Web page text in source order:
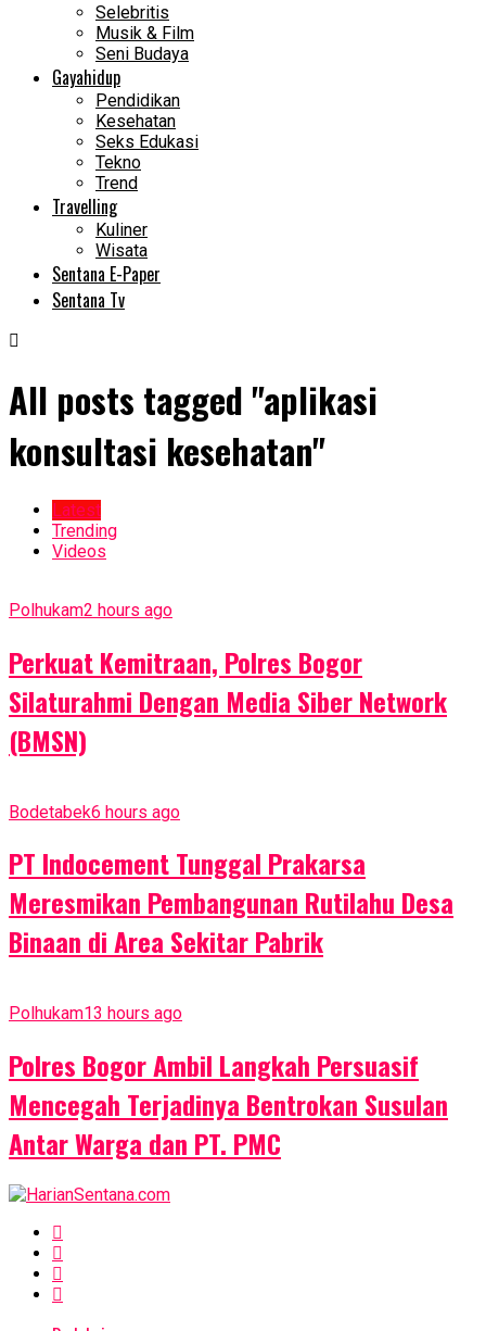
Selebritis
Musik & Film
Seni Budaya
Gayahidup
Pendidikan
Kesehatan
Seks Edukasi
Tekno
Trend
Travelling
Kuliner
Wisata
Sentana E-Paper
Sentana Tv
All posts tagged "aplikasi
konsultasi kesehatan"
Latest
Trending
Videos
Polhukam2 hours ago
Perkuat Kemitraan, Polres Bogor
Silaturahmi Dengan Media Siber Network
(BMSN)
Bodetabek6 hours ago
PT Indocement Tunggal Prakarsa
Meresmikan Pembangunan Rutilahu Desa
Binaan di Area Sekitar Pabrik
Polhukam13 hours ago
Polres Bogor Ambil Langkah Persuasif
Mencegah Terjadinya Bentrokan Susulan
Antar Warga dan PT. PMC